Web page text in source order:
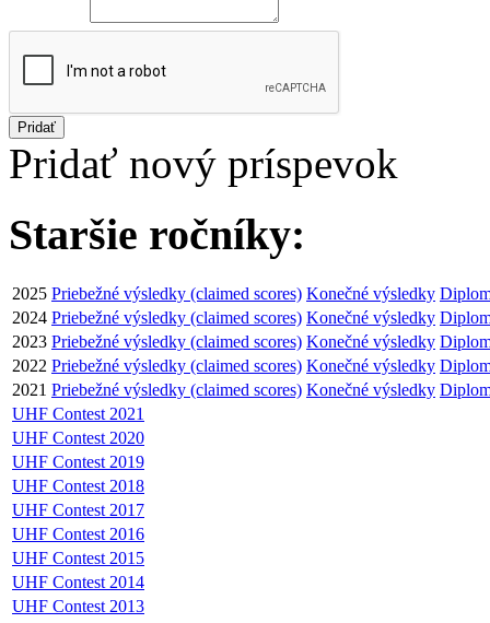
Pridať
Pridať nový príspevok
Staršie ročníky:
2025 Priebežné výsledky (claimed scores) Konečné výsledky
2024 Priebežné výsledky (claimed scores) Konečné výsledky
2023 Priebežné výsledky (claimed scores) Konečné výsledky
2022 Priebežné výsledky (claimed scores) Konečné výsledky
2021 Priebežné výsledky (claimed scores) Konečné výsledky
UHF Contest 2021
UHF Contest 2020
UHF Contest 2019
UHF Contest 2018
UHF Contest 2017
UHF Contest 2016
UHF Contest 2015
UHF Contest 2014
UHF Contest 2013